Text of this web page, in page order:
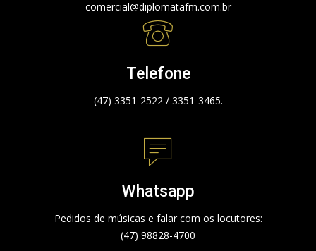
comercial@diplomatafm.com.br
Telefone
(47) 3351-2522 / 3351-3465.
Whatsapp
Pedidos de músicas e falar com os locutores:
(47) 98828-4700